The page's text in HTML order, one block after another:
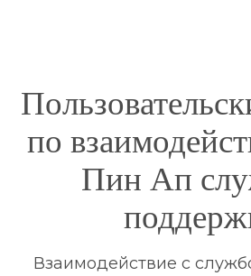
по
Пин Ап
Взаимодействие с